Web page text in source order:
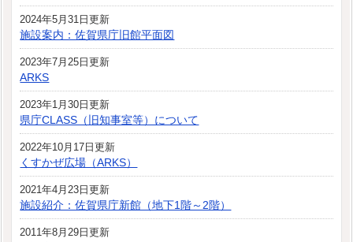
2024年5月31日更新
施設案内：佐賀県庁旧館平面図
2023年7月25日更新
ARKS
2023年1月30日更新
県庁CLASS（旧知事室等）について
2022年10月17日更新
くすかぜ広場（ARKS）
2021年4月23日更新
施設紹介：佐賀県庁新館（地下1階～2階）
2011年8月29日更新